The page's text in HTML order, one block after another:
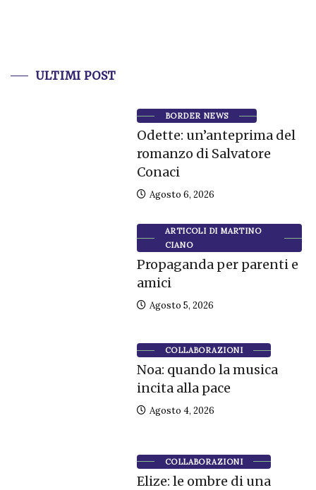
ULTIMI POST
BORDER NEWS
Odette: un’anteprima del
romanzo di Salvatore
Conaci
Agosto 6, 2026
ARTICOLI DI MARTINO
CIANO
Propaganda per parenti e
amici
Agosto 5, 2026
COLLABORAZIONI
Noa: quando la musica
incita alla pace
Agosto 4, 2026
COLLABORAZIONI
Elize: le ombre di una